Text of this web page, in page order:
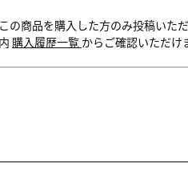
の商品を購入した方のみ投稿いた
購入履歴一覧 からご確認いただけ